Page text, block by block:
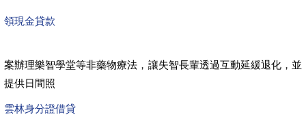
領現金貸款
案辦理樂智學堂等非藥物療法，讓失智長輩透過互動延緩退化，並
提供日間照
雲林身分證借貸